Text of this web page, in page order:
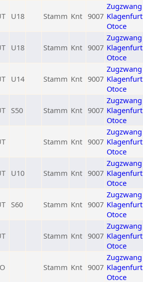
U18 Stamm Knt 9007
Zugzwang
Klagenfurt
Otoce
U18 Stamm Knt 9007
Zugzwang
Klagenfurt
Otoce
U14 Stamm Knt 9007
Zugzwang
Klagenfurt
Otoce
S50 Stamm Knt 9007
Zugzwang
Klagenfurt
Otoce
Stamm Knt 9007
Zugzwang
Klagenfurt
Otoce
U10 Stamm Knt 9007
Zugzwang
Klagenfurt
Otoce
S60 Stamm Knt 9007
Zugzwang
Klagenfurt
Otoce
Stamm Knt 9007
Zugzwang
Klagenfurt
Otoce
Stamm Knt 9007
Zugzwang
Klagenfurt
Otoce